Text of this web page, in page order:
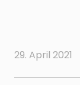
29. April 2021